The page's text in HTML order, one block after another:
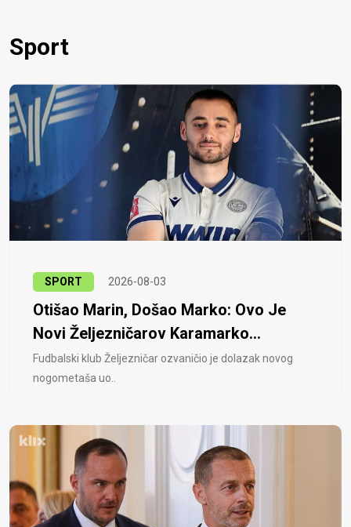
Sport
SPORT 2026-08-03
Otišao Marin, Došao Marko: Ovo Je
Novi Željezničarov Karamarko...
Fudbalski klub Željezničar ozvaničio je dolazak novog
nogometaša uo..